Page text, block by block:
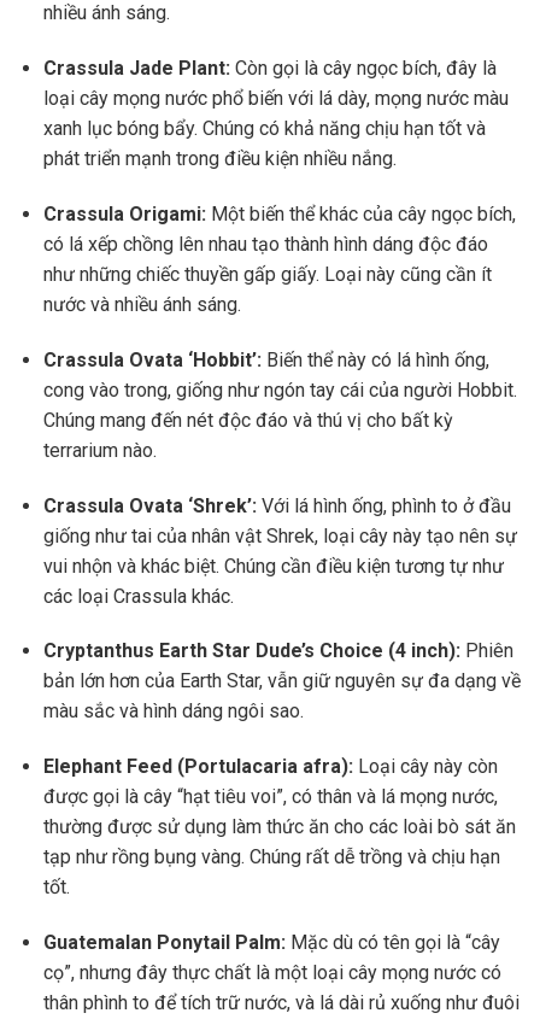
nhiều ánh sáng.
Crassula Jade Plant: Còn gọi là cây ngọc bích, đây là
loại cây mọng nước phổ biến với lá dày, mọng nước màu
xanh lục bóng bẩy. Chúng có khả năng chịu hạn tốt và
phát triển mạnh trong điều kiện nhiều nắng.
Crassula Origami: Một biến thể khác của cây ngọc bích,
có lá xếp chồng lên nhau tạo thành hình dáng độc đáo
như những chiếc thuyền gấp giấy. Loại này cũng cần ít
nước và nhiều ánh sáng.
Crassula Ovata ‘Hobbit’: Biến thể này có lá hình ống,
cong vào trong, giống như ngón tay cái của người Hobbit.
Chúng mang đến nét độc đáo và thú vị cho bất kỳ
terrarium nào.
Crassula Ovata ‘Shrek’: Với lá hình ống, phình to ở đầu
giống như tai của nhân vật Shrek, loại cây này tạo nên sự
vui nhộn và khác biệt. Chúng cần điều kiện tương tự như
các loại Crassula khác.
Cryptanthus Earth Star Dude’s Choice (4 inch): Phiên
bản lớn hơn của Earth Star, vẫn giữ nguyên sự đa dạng về
màu sắc và hình dáng ngôi sao.
Elephant Feed (Portulacaria afra): Loại cây này còn
được gọi là cây “hạt tiêu voi”, có thân và lá mọng nước,
thường được sử dụng làm thức ăn cho các loài bò sát ăn
tạp như rồng bụng vàng. Chúng rất dễ trồng và chịu hạn
tốt.
Guatemalan Ponytail Palm: Mặc dù có tên gọi là “cây
cọ”, nhưng đây thực chất là một loại cây mọng nước có
thân phình to để tích trữ nước, và lá dài rủ xuống như đuôi